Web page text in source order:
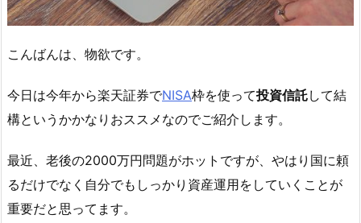
こんばんは、物欲です。
今日は今年から楽天証券でNISA枠を使って投資信託して結
構というかかなりおススメなのでご紹介します。
最近、老後の2000万円問題がホットですが、やはり国に頼
るだけでなく自分でもしっかり資産運用をしていくことが
重要だと思ってます。